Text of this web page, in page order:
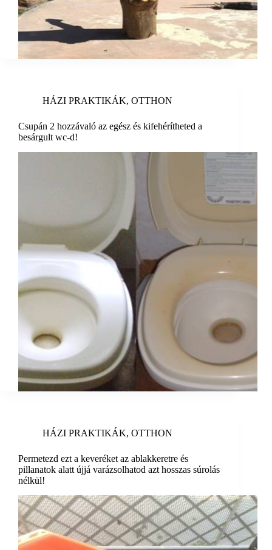
HÁZI PRAKTIKÁK, OTTHON
Csupán 2 hozzávaló az egész és kifehérítheted a
besárgult wc-d!
HÁZI PRAKTIKÁK, OTTHON
Permetezd ezt a keveréket az ablakkeretre és
pillanatok alatt újjá varázsolhatod azt hosszas súrolás
nélkül!